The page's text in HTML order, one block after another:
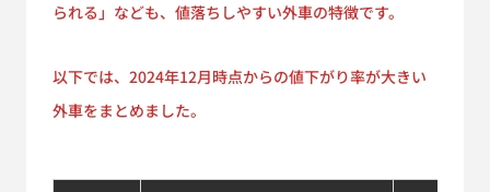
られる」なども、値落ちしやすい外車の特徴です。
以下では、2024年12月時点からの値下がり率が大きい
外車をまとめました。